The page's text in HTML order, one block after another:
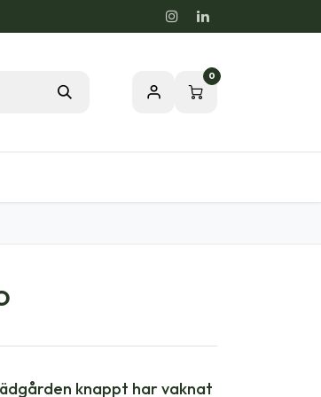
0
knappt har vaknat